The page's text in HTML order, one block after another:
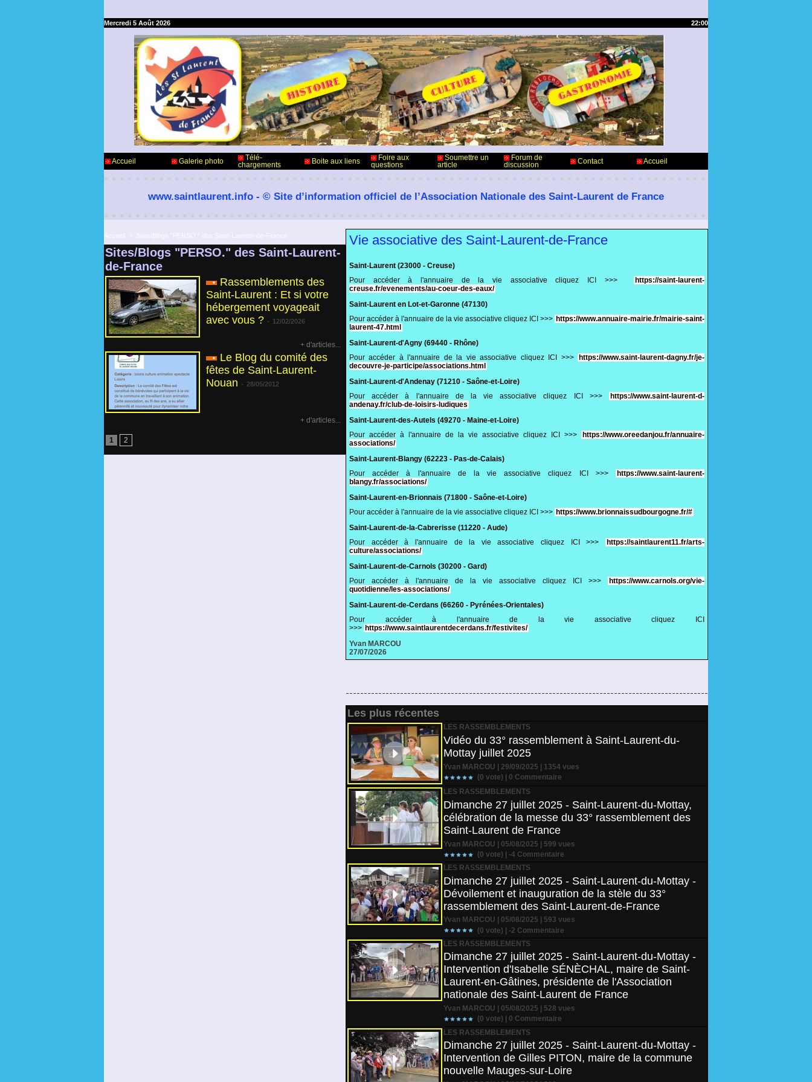
Mercredi 5 Août 2026 22:00
Accueil Galerie photo
Télé-
chargements
Boite aux liens
Foire aux
questions
Soumettre un
article
Forum de
discussion
Contact Accueil
www.saintlaurent.info - © Site d’information officiel de l’Association Nationale des Saint-Laurent de France
Sites/Blogs "PERSO." des Saint-Laurent-
de-France
Rassemblements des
Saint-Laurent : Et si votre
hébergement voyageait
avec vous ? - 12/02/2026
+ d'articles...
Le Blog du comité des
fêtes de Saint-Laurent-
Nouan - 28/05/2012
+ d'articles...
1 2
Vie associative des Saint-Laurent-de-France
Saint-Laurent (23000 - Creuse)
Pour accéder à l'annuaire de la vie associative cliquez ICI >>>
https://saint-laurent-
creuse.fr/evenements/au-coeur-des-eaux/
Saint-Laurent en Lot-et-Garonne (47130)
Pour accéder à l'annuaire de la vie associative cliquez ICI >>> https://www.annuaire-mairie.fr/mairie-saint-
laurent-47.html
Saint-Laurent-d'Agny (69440 - Rhône)
Pour accéder à l'annuaire de la vie associative cliquez ICI >>>
https://www.saint-laurent-dagny.fr/je-
decouvre-je-participe/associations.html
Saint-Laurent-d'Andenay (71210 - Saône-et-Loire)
Pour accéder à l'annuaire de la vie associative cliquez ICI >>>
https://www.saint-laurent-d-
andenay.fr/club-de-loisirs-ludiques
Saint-Laurent-des-Autels (49270 - Maine-et-Loire)
Pour accéder à l'annuaire de la vie associative cliquez ICI >>>
https://www.oreedanjou.fr/annuaire-
associations/
Saint-Laurent-Blangy (62223 - Pas-de-Calais)
Pour accéder à l'annuaire de la vie associative cliquez ICI >>>
https://www.saint-laurent-
blangy.fr/associations/
Saint-Laurent-en-Brionnais (71800 - Saône-et-Loire)
Pour accéder à l'annuaire de la vie associative cliquez ICI >>> https://www.brionnaissudbourgogne.fr/#
Saint-Laurent-de-la-Cabrerisse (11220 - Aude)
Pour accéder à l'annuaire de la vie associative cliquez ICI >>>
https://saintlaurent11.fr/arts-
culture/associations/
Saint-Laurent-de-Carnols (30200 - Gard)
Pour accéder à l'annuaire de la vie associative cliquez ICI >>>
https://www.carnols.org/vie-
quotidienne/les-associations/
Saint-Laurent-de-Cerdans (66260 - Pyrénées-Orientales)
Pour accéder à l'annuaire de la vie associative cliquez ICI
>>> https://www.saintlaurentdecerdans.fr/festivites/
Yvan MARCOU
27/07/2026
Les plus récentes
LES RASSEMBLEMENTS
Vidéo du 33° rassemblement à Saint-Laurent-du-
Mottay juillet 2025
Yvan MARCOU | 29/09/2025 | 1354 vues
(0 vote) | 0 Commentaire
LES RASSEMBLEMENTS
Dimanche 27 juillet 2025 - Saint-Laurent-du-Mottay,
célébration de la messe du 33° rassemblement des
Saint-Laurent de France
Yvan MARCOU | 05/08/2025 | 599 vues
(0 vote) | -4 Commentaire
LES RASSEMBLEMENTS
Dimanche 27 juillet 2025 - Saint-Laurent-du-Mottay -
Dévoilement et inauguration de la stèle du 33°
rassemblement des Saint-Laurent-de-France
Yvan MARCOU | 05/08/2025 | 593 vues
(0 vote) | -2 Commentaire
LES RASSEMBLEMENTS
Dimanche 27 juillet 2025 - Saint-Laurent-du-Mottay -
Intervention d'Isabelle SÉNÈCHAL, maire de Saint-
Laurent-en-Gâtines, présidente de l'Association
nationale des Saint-Laurent de France
Yvan MARCOU | 05/08/2025 | 528 vues
(0 vote) | 0 Commentaire
LES RASSEMBLEMENTS
Dimanche 27 juillet 2025 - Saint-Laurent-du-Mottay -
Intervention de Gilles PITON, maire de la commune
nouvelle Mauges-sur-Loire